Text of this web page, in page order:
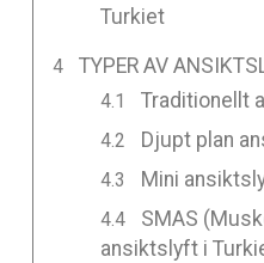
Turkiet
TYPER AV
Traditionellt
Djupt plan
Mini
SMAS
ansiktslyft i